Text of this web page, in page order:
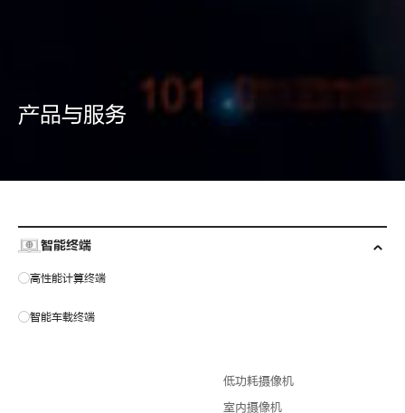
产品与服务
智能终端
高性能计算终端
智能车载终端
低功耗摄像机
室内摄像机